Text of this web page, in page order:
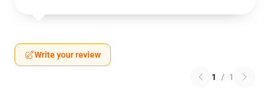
Write your review
1 / 1